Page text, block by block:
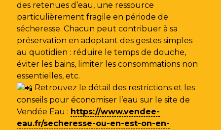
des retenues d’eau, une ressource
particulièrement fragile en période de
sécheresse. Chacun peut contribuer à sa
préservation en adoptant des gestes simples
au quotidien : réduire le temps de douche,
éviter les bains, limiter les consommations non
essentielles, etc.
Retrouvez le détail des restrictions et les
conseils pour économiser l’eau sur le site de
Vendée Eau : https://www.vendee-
eau.fr/secheresse-ou-en-est-on-en-